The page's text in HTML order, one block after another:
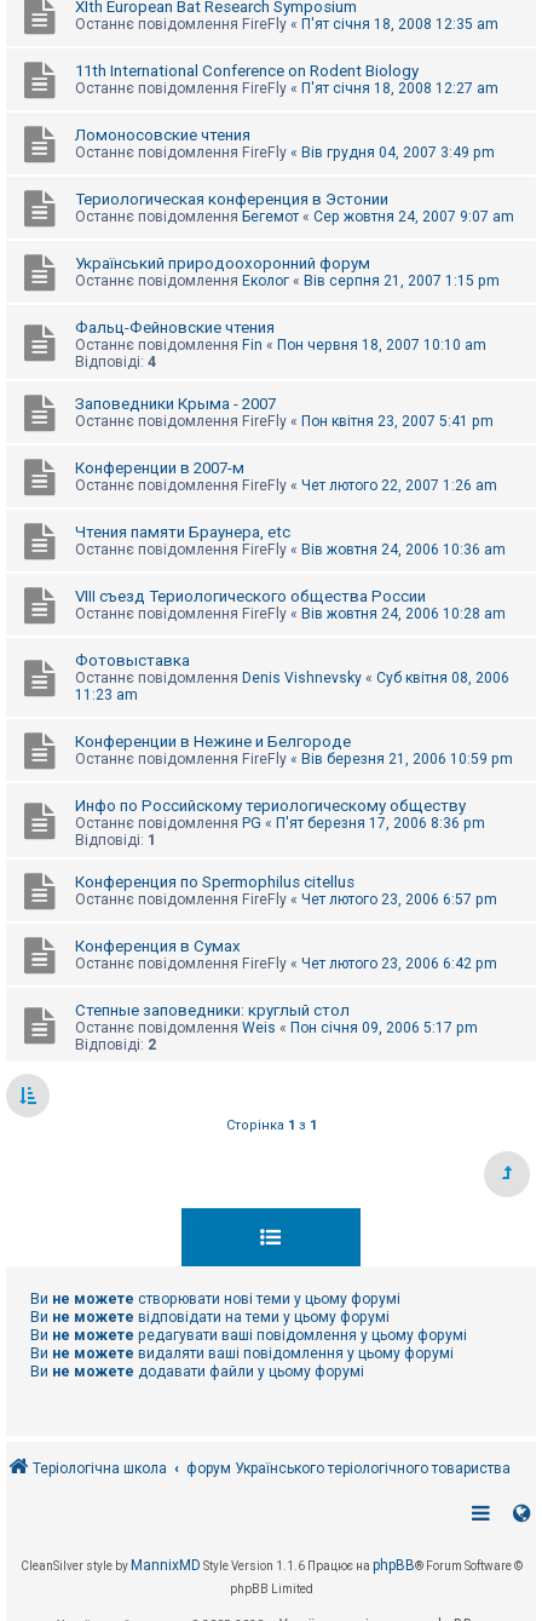
XIth European Bat Research Symposium
Останнє повідомлення FireFly « П'ят січня 18, 2008 12:35 am
11th International Conference on Rodent Biology
Останнє повідомлення FireFly « П'ят січня 18, 2008 12:27 am
Ломоносовские чтения
Останнє повідомлення FireFly « Вів грудня 04, 2007 3:49 pm
Териологическая конференция в Эстонии
Останнє повідомлення Бегемот « Сер жовтня 24, 2007 9:07 am
Український природоохоронний форум
Останнє повідомлення Еколог « Вів серпня 21, 2007 1:15 pm
Фальц-Фейновские чтения
Останнє повідомлення Fin « Пон червня 18, 2007 10:10 am
Відповіді: 4
Заповедники Крыма - 2007
Останнє повідомлення FireFly « Пон квітня 23, 2007 5:41 pm
Конференции в 2007-м
Останнє повідомлення FireFly « Чет лютого 22, 2007 1:26 am
Чтения памяти Браунера, etc
Останнє повідомлення FireFly « Вів жовтня 24, 2006 10:36 am
VIII съезд Териологического общества России
Останнє повідомлення FireFly « Вів жовтня 24, 2006 10:28 am
Фотовыставка
Останнє повідомлення Denis Vishnevsky « Суб квітня 08, 2006
11:23 am
Конференции в Нежине и Белгороде
Останнє повідомлення FireFly « Вів березня 21, 2006 10:59 pm
Инфо по Российскому териологическому обществу
Останнє повідомлення PG « П'ят березня 17, 2006 8:36 pm
Відповіді: 1
Конференция по Spermophilus citellus
Останнє повідомлення FireFly « Чет лютого 23, 2006 6:57 pm
Конференция в Сумах
Останнє повідомлення FireFly « Чет лютого 23, 2006 6:42 pm
Степные заповедники: круглый стол
Останнє повідомлення Weis « Пон січня 09, 2006 5:17 pm
Відповіді: 2
Сторінка 1 з 1
Ви не можете створювати нові теми у цьому форумі
Ви не можете відповідати на теми у цьому форумі
Ви не можете редагувати ваші повідомлення у цьому форумі
Ви не можете видаляти ваші повідомлення у цьому форумі
Ви не можете додавати файли у цьому форумі
Теріологічна школа форум Українського теріологічного товариства
CleanSilver style by MannixMD Style Version 1.1.6 Працює на phpBB® Forum Software ©
phpBB Limited